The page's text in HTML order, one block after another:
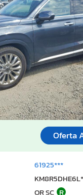
Oferta
61925***
OR SC R